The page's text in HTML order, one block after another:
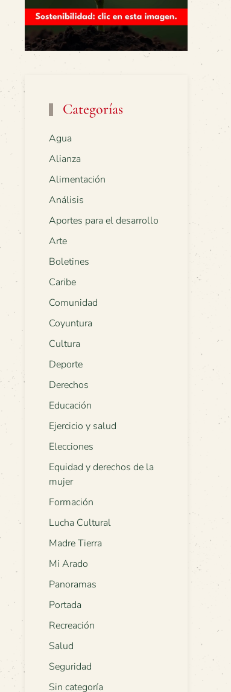
Categorías
Agua
Alianza
Alimentación
Análisis
Aportes para el desarrollo
Arte
Boletines
Caribe
Comunidad
Coyuntura
Cultura
Deporte
Derechos
Educación
Ejercicio y salud
Elecciones
Equidad y derechos de la
mujer
Formación
Lucha Cultural
Madre Tierra
Mi Arado
Panoramas
Portada
Recreación
Salud
Seguridad
Sin categoría